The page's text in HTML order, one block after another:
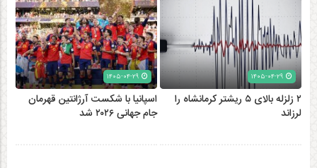
۲ زلزله‌ بالای ۵ ریشتر کرمانشاه را
لرزاند
اسپانیا با شکست آرژانتین قهرمان
جام جهانی ۲۰۲۶ شد